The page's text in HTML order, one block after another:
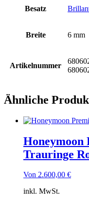
Besatz
Breite 6 mm
Artikelnummer
Ähnliche
Honeymoon
Trauringe
Von 2.600,00 €
inkl. MwSt.